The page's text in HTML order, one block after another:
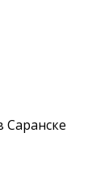
Саранске